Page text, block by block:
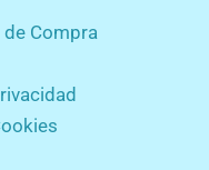
Compra